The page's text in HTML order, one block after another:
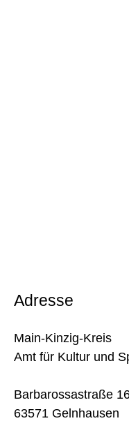
Adresse
Main-Kinzig-Kreis
Amt für Kultur und
Barbarossastraße
63571 Gelnhausen